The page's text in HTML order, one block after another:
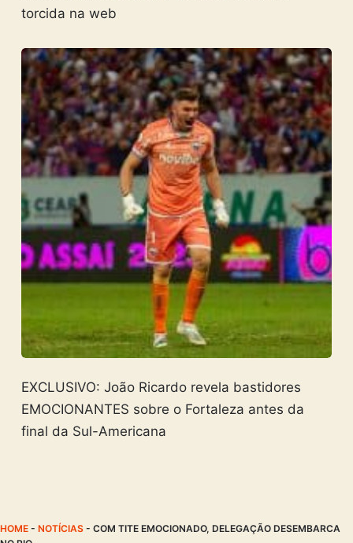
torcida na web
EXCLUSIVO: João Ricardo revela bastidores
EMOCIONANTES sobre o Fortaleza antes da
final da Sul-Americana
HOME - NOTÍCIAS - COM TITE EMOCIONADO, DELEGAÇÃO DESEMBARCA